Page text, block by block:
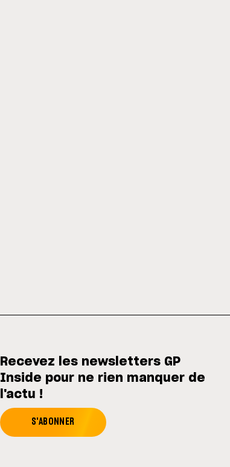
Recevez les newsletters GP
Inside pour ne rien manquer de
l'actu !
S'ABONNER